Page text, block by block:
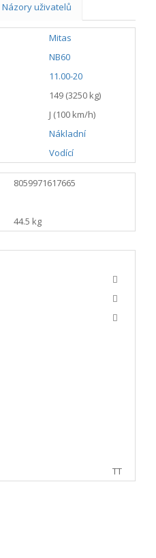
Názory uživatelů
Mitas
NB60
11.00-20
149 (3250 kg)
J (100 km/h)
Nákladní
Vodící
8059971617665
44.5 kg
TT